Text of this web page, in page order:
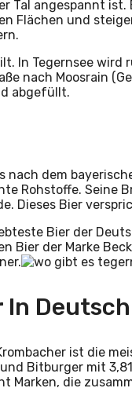
Tal angespannt
Flächen und
In Tegernsee wird
nach Moosrain
abgefüllt.
nach dem
Rohstoffe. Seine
Dieses Bier
Bier der
Bier der Marke
In
ist die
Bitburger mit
Marken, die